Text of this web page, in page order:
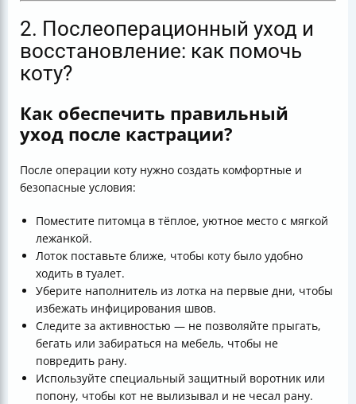
2. Послеоперационный уход и
восстановление: как помочь
коту?
Как обеспечить правильный
уход после кастрации?
После операции коту нужно создать комфортные и
безопасные условия:
Поместите питомца в тёплое, уютное место с мягкой
лежанкой.
Лоток поставьте ближе, чтобы коту было удобно
ходить в туалет.
Уберите наполнитель из лотка на первые дни, чтобы
избежать инфицирования швов.
Следите за активностью — не позволяйте прыгать,
бегать или забираться на мебель, чтобы не
повредить рану.
Используйте специальный защитный воротник или
попону, чтобы кот не вылизывал и не чесал рану.